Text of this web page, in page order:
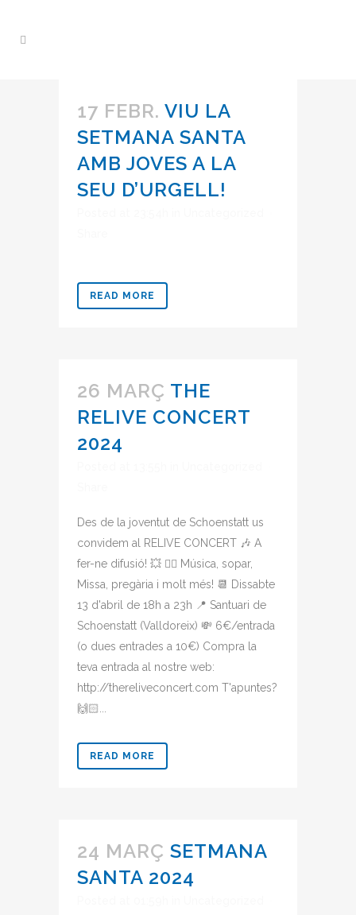
17 FEBR. VIU LA
SETMANA SANTA
AMB JOVES A LA
SEU D’URGELL!
READ MORE
26 MARÇ THE
RELIVE CONCERT
2024
Des de la joventut de Schoenstatt us
convidem al RELIVE CONCERT 🎶 A
fer-ne difusió! 💥 👉🏻 Música, sopar,
Missa, pregària i molt més! 📆 Dissabte
13 d'abril de 18h a 23h 📍 Santuari de
Schoenstatt (Valldoreix) 💸 6€/entrada
(o dues entrades a 10€) Compra la
teva entrada al nostre web:
http://thereliveconcert.com T'apuntes?
🙌🏻...
READ MORE
24 MARÇ SETMANA
SANTA 2024